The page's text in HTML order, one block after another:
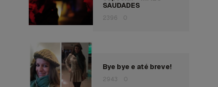
SAUDADES
2396 0
Bye bye e até breve!
2943 0